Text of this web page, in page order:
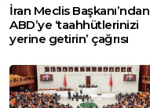
İran Meclis Başkanı’ndan
ABD’ye ‘taahhütlerinizi
yerine getirin’ çağrısı